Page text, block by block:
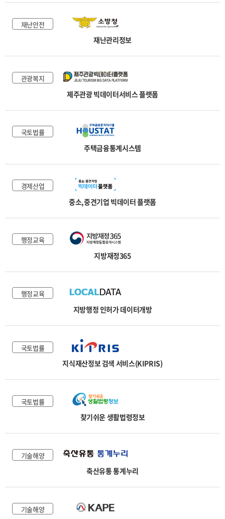
재난안전
재난관리정보
관광복지
제주관광 빅데이터서비스 플랫폼
국토법률
주택금융통계시스템
경제산업
중소,중견기업 빅데이터 플랫폼
행정교육
지방재정365
행정교육
지방행정 인허가 데이터개방
국토법률
지식재산정보 검색 서비스(KIPRIS)
국토법률
찾기쉬운 생활법령정보
기술해양
축산유통 통계누리
기술해양